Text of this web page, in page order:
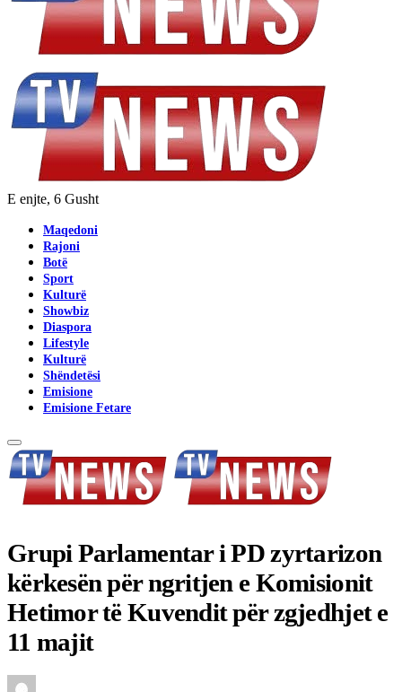
E enjte, 6 Gusht
Maqedoni
Rajoni
Botë
Sport
Kulturë
Showbiz
Diaspora
Lifestyle
Kulturë
Shëndetësi
Emisione
Emisione Fetare
Grupi Parlamentar i PD zyrtarizon
kërkesën për ngritjen e Komisionit
Hetimor të Kuvendit për zgjedhjet e
11 majit